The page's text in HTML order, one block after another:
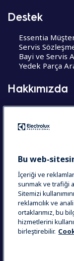
Destek
Essentia
Servis
Bayi ve Servis
Yedek Parça
Hakkımızda
Hakkımızda
CoE –
Veri İhlal
Bu web-
İçeriği ve
sunmak ve trafiği
Sitemizi
reklamcılık ve
ortaklarımız, bu
hizmetlerini
birleştirebilir.